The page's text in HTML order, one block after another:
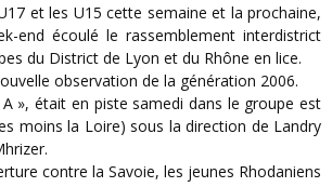
end écoulé le rassemblement interdistrict
du District de Lyon et du Rhône en lice.
observation de la génération 2006.
», était en piste samedi dans le groupe est
moins la Loire) sous la direction de Landry
contre la Savoie, les jeunes Rhodaniens